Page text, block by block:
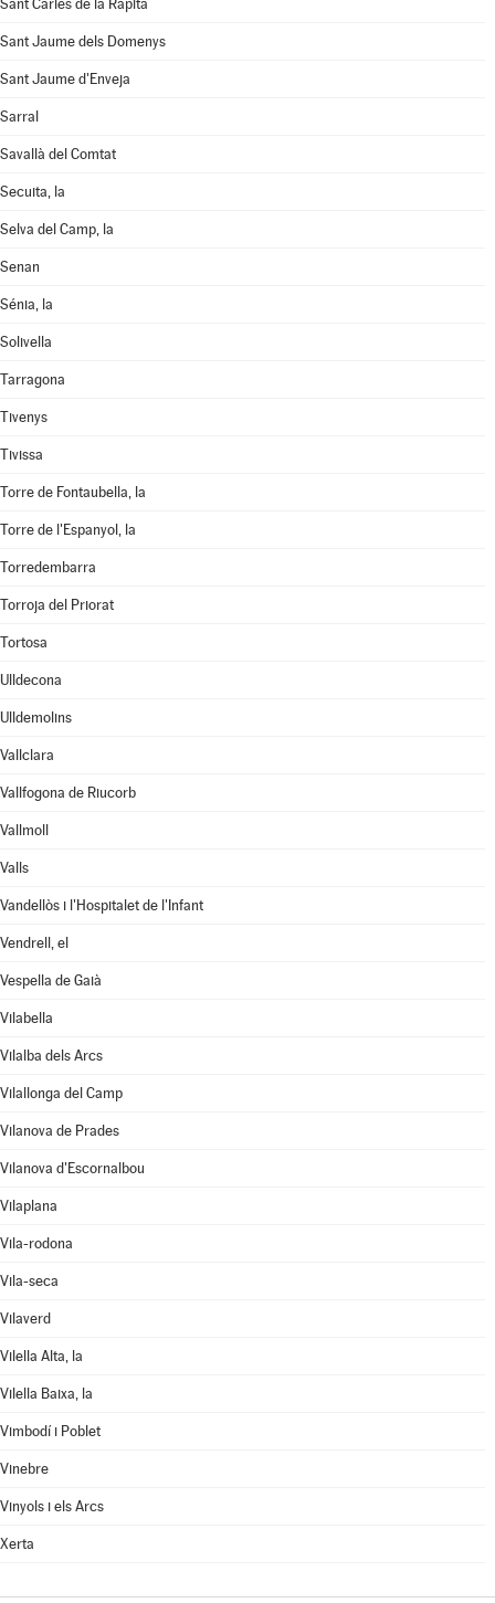
Sant Carles de la Ràpita
Sant Jaume dels Domenys
Sant Jaume d'Enveja
Sarral
Savallà del Comtat
Secuita, la
Selva del Camp, la
Senan
Sénia, la
Solivella
Tarragona
Tivenys
Tivissa
Torre de Fontaubella, la
Torre de l'Espanyol, la
Torredembarra
Torroja del Priorat
Tortosa
Ulldecona
Ulldemolins
Vallclara
Vallfogona de Riucorb
Vallmoll
Valls
Vandellòs i l'Hospitalet de l'Infant
Vendrell, el
Vespella de Gaià
Vilabella
Vilalba dels Arcs
Vilallonga del Camp
Vilanova de Prades
Vilanova d'Escornalbou
Vilaplana
Vila-rodona
Vila-seca
Vilaverd
Vilella Alta, la
Vilella Baixa, la
Vimbodí i Poblet
Vinebre
Vinyols i els Arcs
Xerta